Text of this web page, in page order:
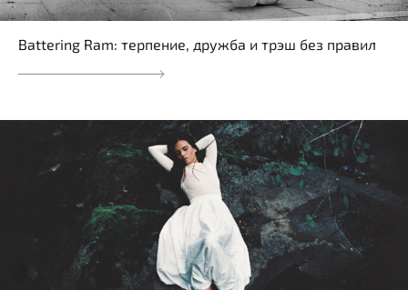
Battering Ram: терпение, дружба и трэш без правил